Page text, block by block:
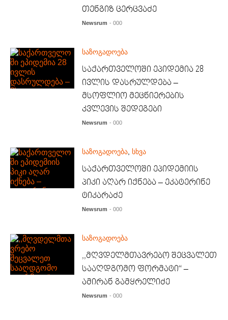
თენგიზ ცერცვაძე
Newsrum - 000
საზოგადოება
საქართველოში ეპიდემია 28
ივლის დასრულდება –
მსოფლიო მეცნიერების
კვლევის შედეგები
Newsrum - 000
საზოგადოება, სხვა
საქართველოში ეპიდემიის
პიკი აღარ იქნება – ეკატერინე
ტიკარაძე
Newsrum - 000
საზოგადოება
,,მღვდელმთავრებო შეცვალეთ
სააღდგომო ფორმატი“ –
ამირან გამყრელიძე
Newsrum - 000